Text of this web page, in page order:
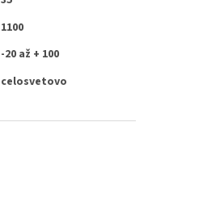
1100
-20 až + 100
celosvetovo